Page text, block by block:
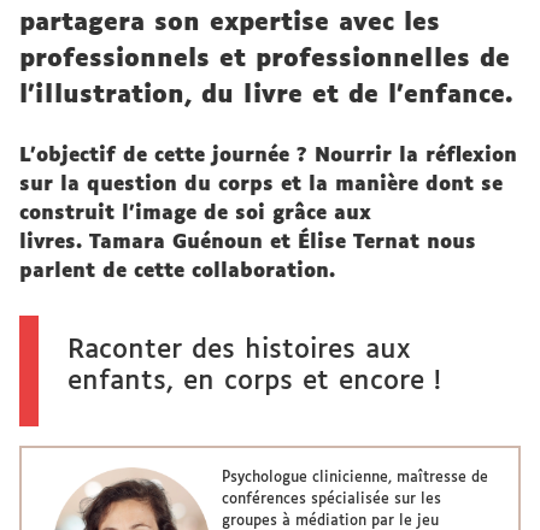
partagera son expertise avec les
professionnels et professionnelles de
l’illustration, du livre et de l’enfance.
L'objectif de cette journée ? Nourrir la réflexion
sur la question du corps et la manière dont se
construit l’image de soi grâce aux
livres. Tamara Guénoun et Élise Ternat nous
parlent de cette collaboration.
Raconter des histoires aux
enfants, en corps et encore !
Psychologue clinicienne, maîtresse de
conférences spécialisée sur les
groupes à médiation par le jeu